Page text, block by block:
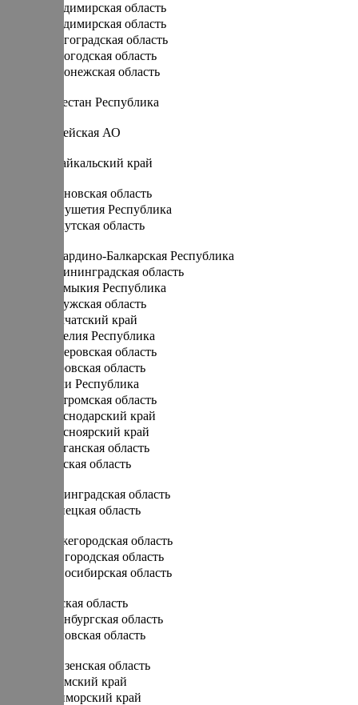
Владимирская область
Владимирская область
Волгоградская область
Вологодская область
Воронежская область
Дагестан Республика
Еврейская АО
Забайкальский край
Ивановская область
Ингушетия Республика
Иркутская область
Кабардино-Балкарская Республика
Калининградская область
Калмыкия Республика
Калужская область
Камчатский край
Карелия Республика
Кемеровская область
Кировская область
Коми Республика
Костромская область
Краснодарский край
Красноярский край
Курганская область
Курская область
Ленинградская область
Липецкая область
Нижегородская область
Новгородская область
Новосибирская область
Омская область
Оренбургская область
Орловская область
Пензенская область
Пермский край
Приморский край